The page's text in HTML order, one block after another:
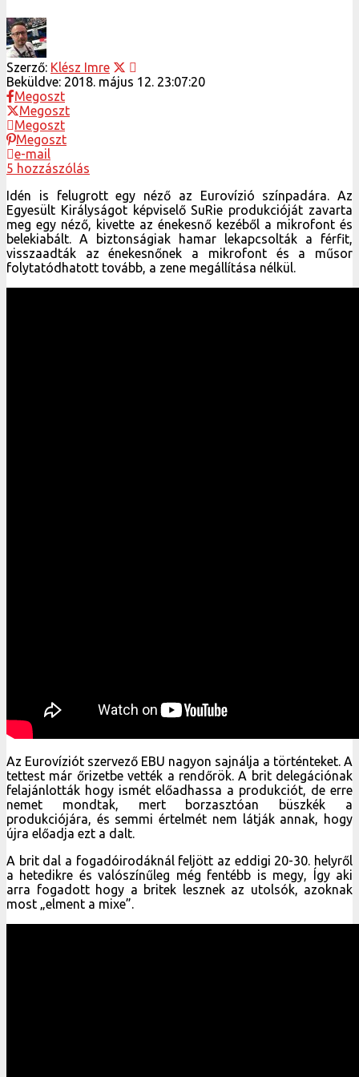
Szerző: Klész Imre
Beküldve: 2018. május 12. 23:07:20
Megoszt
Megoszt
Megoszt
Megoszt
e-mail
5 hozzászólás
Idén is felugrott egy néző az Eurovízió színpadára. Az
Egyesült Királyságot képviselő SuRie produkcióját zavarta
meg egy néző, kivette az énekesnő kezéből a mikrofont és
belekiabált. A biztonságiak hamar lekapcsolták a férfit,
visszaadták az énekesnőnek a mikrofont és a műsor
folytatódhatott tovább, a zene megállítása nélkül.
Az Eurovíziót szervező EBU nagyon sajnálja a történteket. A
tettest már őrizetbe vették a rendőrök. A brit delegációnak
felajánlották hogy ismét előadhassa a produkciót, de erre
nemet mondtak, mert borzasztóan büszkék a
produkciójára, és semmi értelmét nem látják annak, hogy
újra előadja ezt a dalt.
A brit dal a fogadóirodáknál feljött az eddigi 20-30. helyről
a hetedikre és valószínűleg még fentébb is megy, Így aki
arra fogadott hogy a britek lesznek az utolsók, azoknak
most „elment a mixe”.